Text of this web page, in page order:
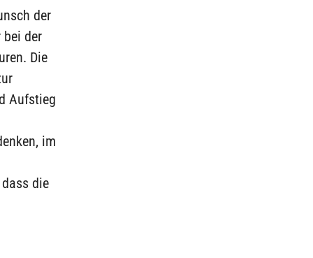
der
bei der
Die
Aufstieg
im
die